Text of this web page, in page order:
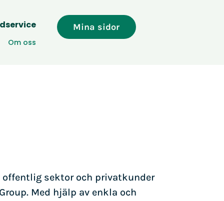
Om oss
Mina sidor
offentlig sektor och privatkunder
Med hjälp av enkla och